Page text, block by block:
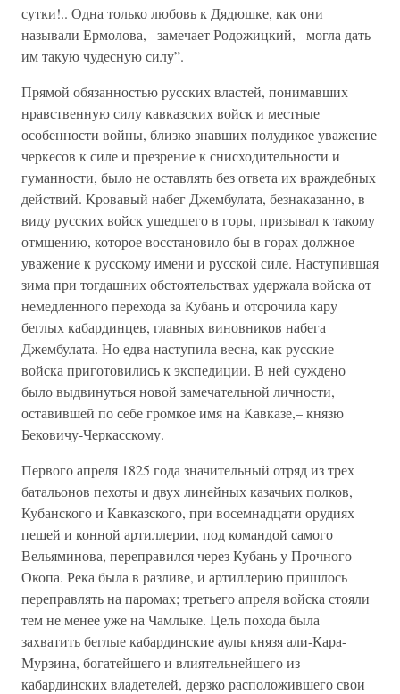
сутки!.. Одна только любовь к Дядюшке, как они
называли Ермолова,– замечает Родожицкий,– могла дать
им такую чудесную силу”.
Прямой обязанностью русских властей, понимавших
нравственную силу кавказских войск и местные
особенности войны, близко знавших полудикое уважение
черкесов к силе и презрение к снисходительности и
гуманности, было не оставлять без ответа их враждебных
действий. Кровавый набег Джембулата, безнаказанно, в
виду русских войск ушедшего в горы, призывал к такому
отмщению, которое восстановило бы в горах должное
уважение к русскому имени и русской силе. Наступившая
зима при тогдашних обстоятельствах удержала войска от
немедленного перехода за Кубань и отсрочила кару
беглых кабардинцев, главных виновников набега
Джембулата. Но едва наступила весна, как русские
войска приготовились к экспедиции. В ней суждено
было выдвинуться новой замечательной личности,
оставившей по себе громкое имя на Кавказе,– князю
Бековичу-Черкасскому.
Первого апреля 1825 года значительный отряд из трех
батальонов пехоты и двух линейных казачьих полков,
Кубанского и Кавказского, при восемнадцати орудиях
пешей и конной артиллерии, под командой самого
Вельяминова, переправился через Кубань у Прочного
Окопа. Река была в разливе, и артиллерию пришлось
переправлять на паромах; третьего апреля войска стояли
тем не менее уже на Чамлыке. Цель похода была
захватить беглые кабардинские аулы князя али-Кара-
Мурзина, богатейшего и влиятельнейшего из
кабардинских владетелей, дерзко расположившего свои